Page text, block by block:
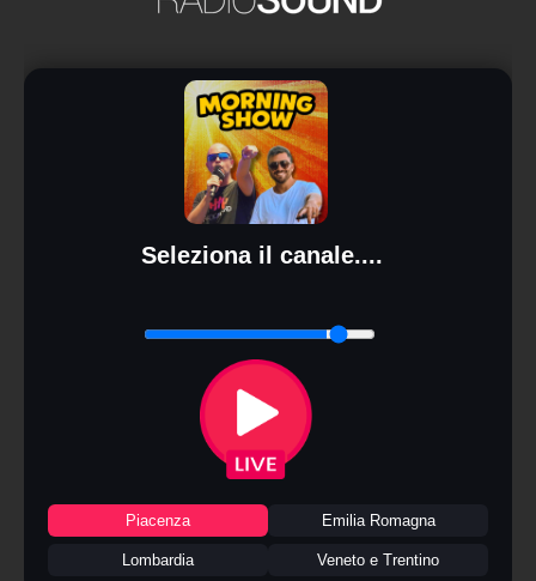
Seleziona il canale....
Piacenza Emilia Romagna
Lombardia Veneto e Trentino